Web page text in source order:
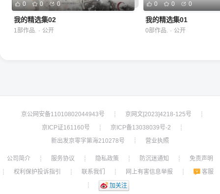
0 0 0
我的精选集02
1部作品. · 公开
0 0 0
我的精选集01
0部作品. · 公开
京公网安备11010802044943号 ┊ 京网文[2023]4218-125号
┊
京ICP证161160号
┊ 京ICP备13038039号-2
┊
新出发京零字第海210278号
┊ 营业执照
公司简介 ┊ 服务协议 ┊ 隐私政策 ┊ 防沉迷通知 ┊
免责声明
┊
权利保护投诉指引 ┊ 联系我们 ┊ 网上有害信息举报 ┊
客服
┊
加关注